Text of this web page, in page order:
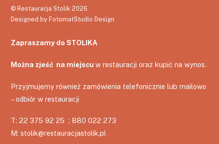
©Restauracja Stolik 2026
Designed byFotomatStudio Design
Zapraszamy do STOLIKA
Można zjeść na miejscuw restauracji oraz kupić na wynos.
Przyjmujemy również zamówienia telefonicznie lub mailowo
– odbiór w restauracji
T: 22 375 92 25‬ ; 880 022 273
M: stolik@restauracjastolik.pl